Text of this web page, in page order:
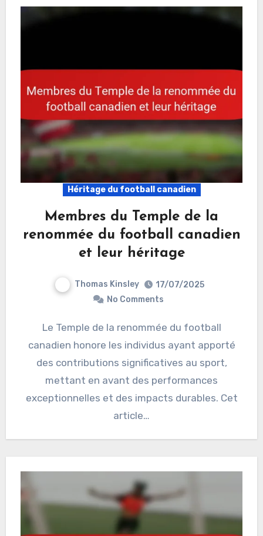
Héritage du football canadien
Membres du Temple de la
renommée du football canadien
et leur héritage
Thomas Kinsley
17/07/2025
No Comments
Le Temple de la renommée du football
canadien honore les individus ayant apporté
des contributions significatives au sport,
mettant en avant des performances
exceptionnelles et des impacts durables. Cet
article…